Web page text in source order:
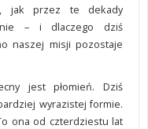
jak przez te dekady
– i dlaczego dziś
naszej misji pozostaje
jest płomień. Dziś
wyrazistej formie.
ona od czterdziestu lat